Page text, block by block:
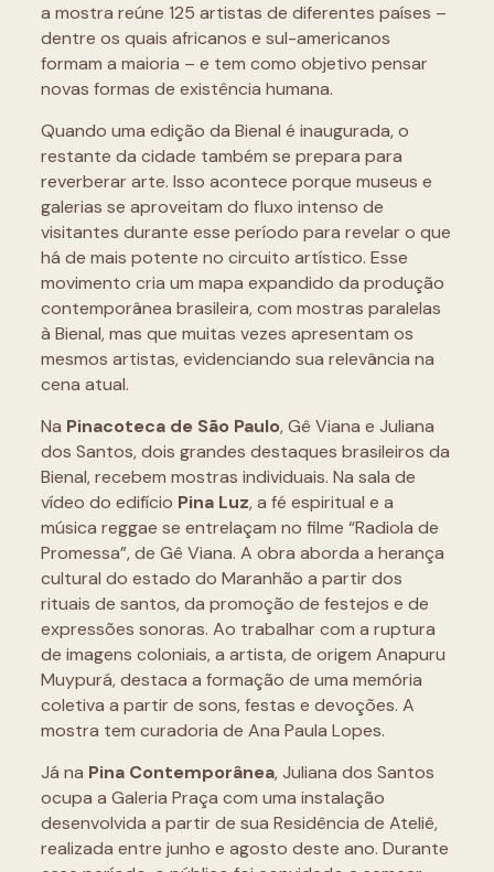
a mostra reúne 125 artistas de diferentes países –
dentre os quais africanos e sul-americanos
formam a maioria – e tem como objetivo pensar
novas formas de existência humana.
Quando uma edição da Bienal é inaugurada, o
restante da cidade também se prepara para
reverberar arte. Isso acontece porque museus e
galerias se aproveitam do fluxo intenso de
visitantes durante esse período para revelar o que
há de mais potente no circuito artístico. Esse
movimento cria um mapa expandido da produção
contemporânea brasileira, com mostras paralelas
à Bienal, mas que muitas vezes apresentam os
mesmos artistas, evidenciando sua relevância na
cena atual.
Na Pinacoteca de São Paulo, Gê Viana e Juliana
dos Santos, dois grandes destaques brasileiros da
Bienal, recebem mostras individuais. Na sala de
vídeo do edifício Pina Luz, a fé espiritual e a
música reggae se entrelaçam no filme “Radiola de
Promessa”, de Gê Viana. A obra aborda a herança
cultural do estado do Maranhão a partir dos
rituais de santos, da promoção de festejos e de
expressões sonoras. Ao trabalhar com a ruptura
de imagens coloniais, a artista, de origem Anapuru
Muypurá, destaca a formação de uma memória
coletiva a partir de sons, festas e devoções. A
mostra tem curadoria de Ana Paula Lopes.
Já na Pina Contemporânea, Juliana dos Santos
ocupa a Galeria Praça com uma instalação
desenvolvida a partir de sua Residência de Ateliê,
realizada entre junho e agosto deste ano. Durante